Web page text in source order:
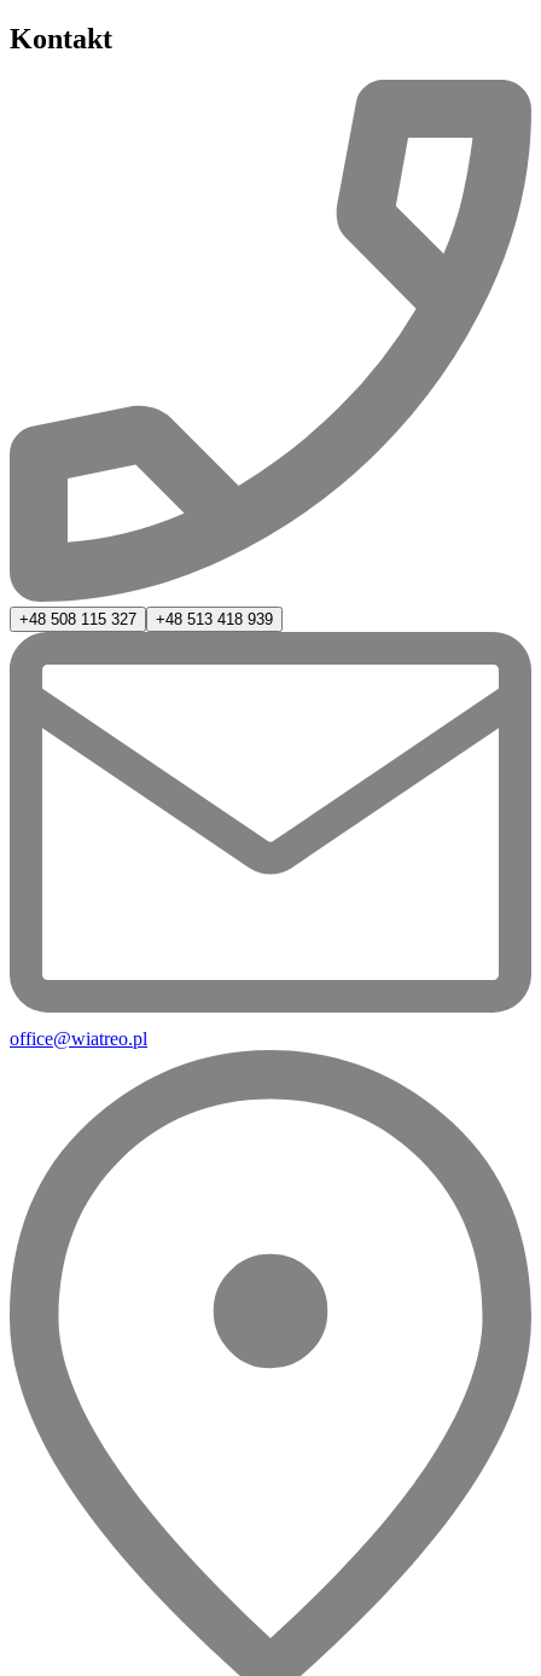
Kontakt
+48 508 115 327 +48 513 418 939
office@wiatreo.pl